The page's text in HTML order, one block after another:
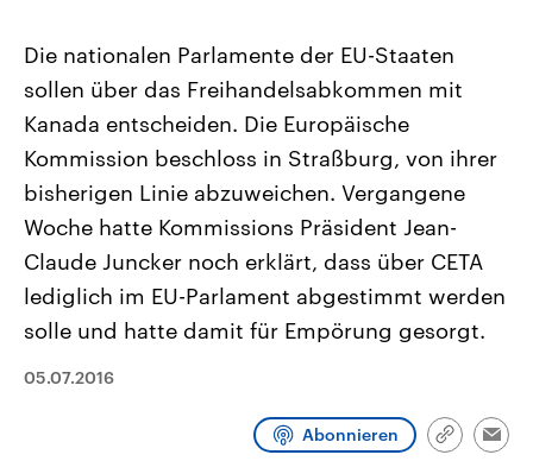
Landtagswahl Sachsen-Anhalt
2026
Alle Informationen
Sachsen-Anhalt wählt am 6.
September 2026 einen neuen
Landtag. Seit 2021 wird das
Bundesland von einer Koalition aus
Umfragen, Prognosen,
Wahlprogramme, aktuelle Berichte
und Hintergründe zu den Parteien
und Kandidaten der anstehenden
Wahl.
USA
Aktuelle Beiträge,
Hintergründe
Wirtschaftlich und
gehören die Vereinigten
den mächtigsten Ländern
mit großem Einfluss auf
Sendungen Programm Podcasts
Die nationalen Parlamente der EU-Staaten
sollen über das Freihandelsabkommen mit
Kanada entscheiden. Die Europäische
Kommission beschloss in Straßburg, von ihrer
bisherigen Linie abzuweichen. Vergangene
Woche hatte Kommissions Präsident Jean-
Claude Juncker noch erklärt, dass über CETA
lediglich im EU-Parlament abgestimmt werden
solle und hatte damit für Empörung gesorgt.
05.07.2016
Abonnieren
Link